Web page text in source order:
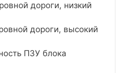
дороги, низкий
дороги, высокий
ПЗУ блока